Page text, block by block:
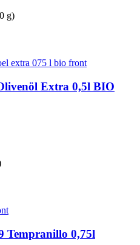
g)
Extra 0,5l BIO
Tempranillo 0,75l